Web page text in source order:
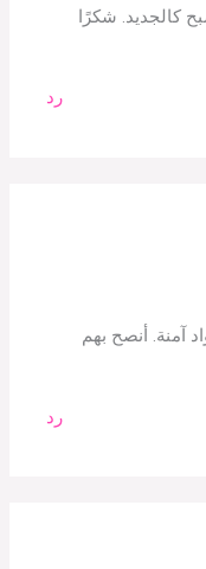
كالجديد. شكرًا
رد
آمنة. أنصح بهم
رد